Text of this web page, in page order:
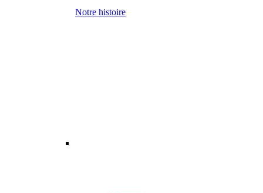
Notre histoire